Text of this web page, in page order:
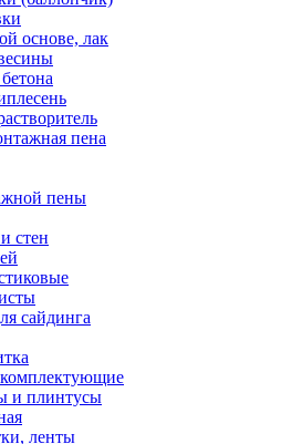
основе, лак
пена
пены
стен
сайдинга
и плинтусы
ленты